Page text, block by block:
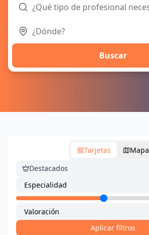
Buscar
Tarjetas
Mapa
Destacados
Aplicar filtros